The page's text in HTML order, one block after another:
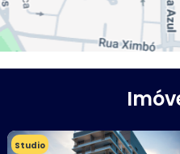
Studio